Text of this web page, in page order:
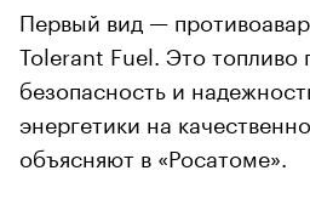
Первый вид —
Tolerant Fuel. Это топливо
безопасность и
энергетики на
объясняют в «Росатоме».